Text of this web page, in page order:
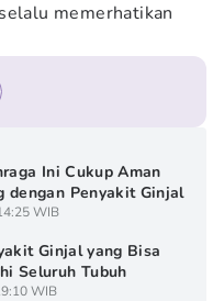
memerhatikan
Ini Cukup Aman
dengan Penyakit Ginjal
WIB
Ginjal yang Bisa
Seluruh Tubuh
WIB